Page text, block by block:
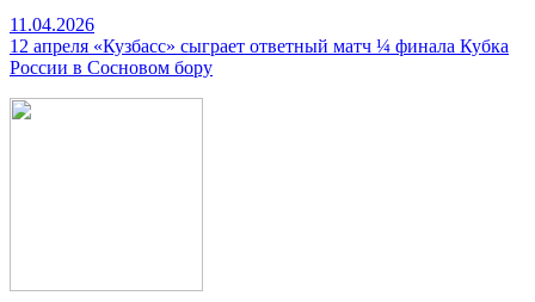
11.04.2026
12 апреля «Кузбасс» сыграет ответный матч ¼ финала Кубка
России в Сосновом бору